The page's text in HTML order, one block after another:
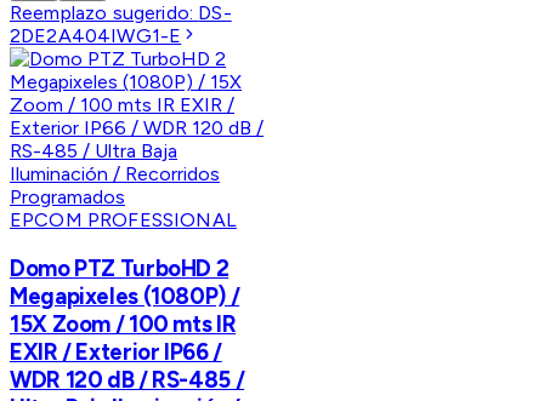
Reemplazo sugerido: DS-
2DE2A404IWG1-E
EPCOM PROFESSIONAL
Domo PTZ TurboHD 2
Megapixeles (1080P) /
15X Zoom / 100 mts IR
EXIR / Exterior IP66 /
WDR 120 dB / RS-485 /